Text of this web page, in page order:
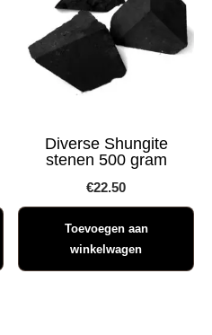
Diverse Shungite
stenen 500 gram
€22.50
Toevoegen aan
winkelwagen